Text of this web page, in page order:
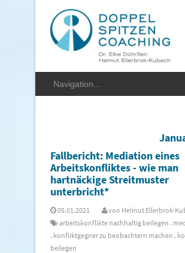
Fallbericht: Mediation eines
Arbeitskonfliktes - wie man
hartnäckige Streitmuster
unterbricht*
05.01.2021 von Helmut Ellerbrok-
arbeitskonflikte nachhaltig beilegen .
. konfliktgegner zu beobachtern machen .
beilegen